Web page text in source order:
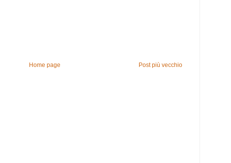
Post più vecchio
Home page